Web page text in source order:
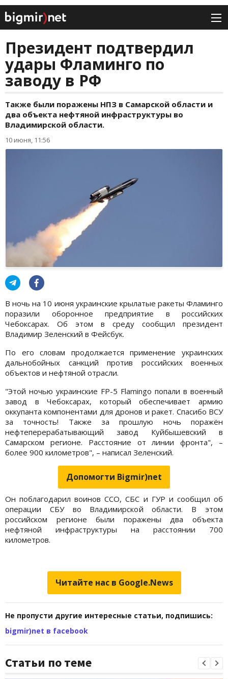
Президент подтвердил
удары Фламинго по
заводу в РФ
Также были поражены НПЗ в Самарской области и
два объекта нефтяной инфраструктуры во
Владимирской области.
10 июня, 11:56
В ночь на 10 июня украинские крылатые ракеты Фламинго
поразили оборонное предприятие в российских
Чебоксарах. Об этом в среду сообщил президент
Владимир Зеленский в Фейсбук.
По его словам продолжается применение украинских
дальнобойных санкций против российских военных
объектов и нефтяной отрасли.
"Этой ночью украинские FP-5 Flamingo попали в военный
завод в Чебоксарах, который обеспечивает армию
оккупанта компонентами для дронов и ракет. Спасибо ВСУ
за точность! Также за прошлую ночь поражён
нефтеперерабатывающий завод Куйбышевский в
Самарском регионе. Расстояние от линии фронта", –
более 900 километров", – написал Зеленский.
Допомогти Bigmir)net
Он поблагодарил воинов ССО, СБС и ГУР и сообщил об
операции СБУ во Владимирской области. В этом
российском регионе были поражены два объекта
нефтяной инфраструктуры на расстоянии 700
километров.
Читайте нас в Google.News
Не пропусти другие интересные статьи, подпишись:
bigmir)net в facebook
Статьи по теме